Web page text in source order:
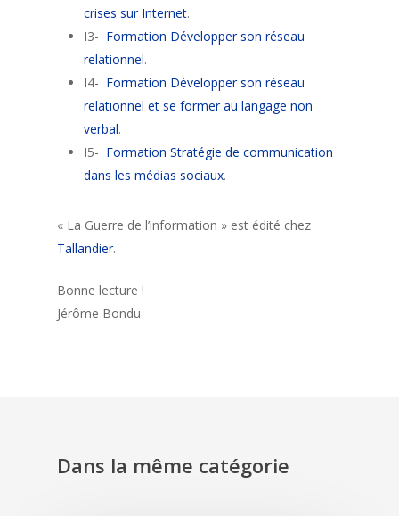
crises sur Internet.
I3- Formation Développer son réseau
relationnel.
I4- Formation Développer son réseau
relationnel et se former au langage non
verbal.
I5- Formation Stratégie de communication
dans les médias sociaux.
« La Guerre de l’information » est édité chez
Tallandier.
Bonne lecture !
Jérôme Bondu
Dans la même catégorie